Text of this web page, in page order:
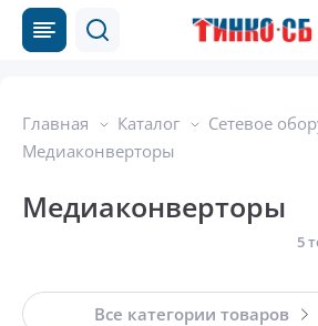
Главная Каталог
Сетевое
Медиаконверторы
Медиаконверторы
5
Все категории товаров